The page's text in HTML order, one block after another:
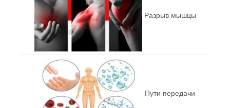
Разрыв мышцы
Пути передачи